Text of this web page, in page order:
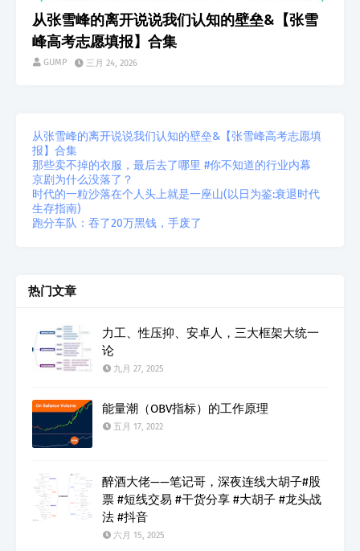
从张雪峰的离开说说我们认知的壁垒&【张雪
峰高考志愿填报】合集
GUMP 三月 24, 2026
从张雪峰的离开说说我们认知的壁垒&【张雪峰高考志愿填
报】合集
那些卖不掉的衣服，最后去了哪里 #你不知道的行业内幕
京剧为什么没落了？
时代的一粒沙落在个人头上就是一座山(以日为鉴:衰退时代
生存指南)
跑分车队：吞了20万黑钱，手废了
热门文章
力工、性压抑、安卓人，三大框架大统一
论
九月 27, 2025
能量潮（OBV指标）的工作原理
五月 17, 2022
醉酒大佬——笔记哥，深夜连线大胡子#股
票 #短线交易 #干货分享 #大胡子 #龙头战
法 #抖音
六月 15, 2025